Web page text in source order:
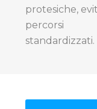
protesiche,
percorsi
standardizzati.